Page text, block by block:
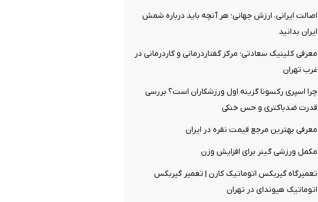
اصالت ایرانی، ارزش جهانی؛ هر آنچه باید درباره شمش
ایران بدانید
معرفی کلینیک سعادتی؛ مرکز گفتاردرمانی و کاردرمانی در
غرب تهران
چرا اسپری رکسونا گزینه اول ورزشکاران است؟ بررسی
قدرت ضدباکتری و حس خنکی
معرفی بهترین مرجع قیمت نقره در ایران
مکمل ورزشی گینر برای افزایش وزن
تعمیرگاه گیربکس اتوماتیک کارن | تعمیر گیربکس
اتوماتیک هیوندای در تهران